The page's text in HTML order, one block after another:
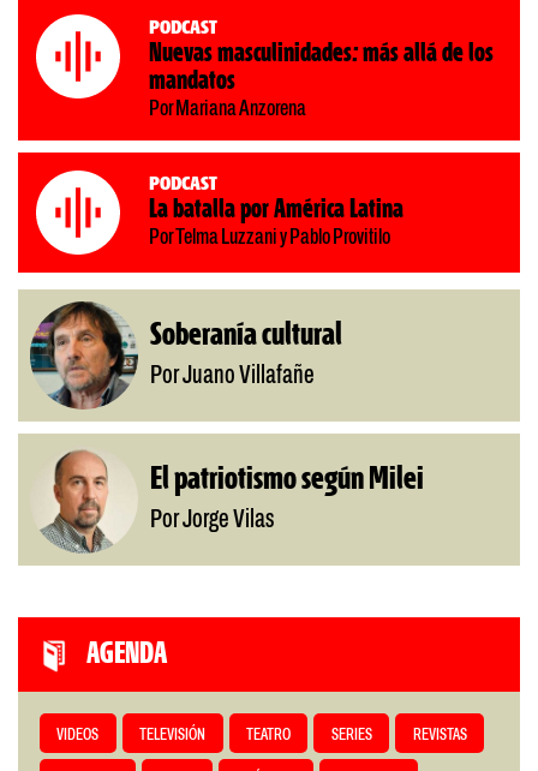
Podcast
Nuevas masculinidades: más allá de los
mandatos
Por Mariana Anzorena
Podcast
La batalla por América Latina
Por Telma Luzzani y Pablo Provitilo
Soberanía cultural
Por Juano Villafañe
El patriotismo según Milei
Por Jorge Vilas
AGENDA
VIDEOS TELEVISIÓN TEATRO SERIES REVISTAS